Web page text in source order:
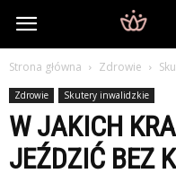
DlaKobiet24.pl
Strona główna Zdrowie
Zdrowie Skutery inwalidzkie
W JAKICH
JEŹDZIĆ BEZ